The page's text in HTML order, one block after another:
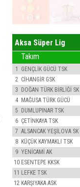
Aksa Süper Lig
Takım
1 GENÇLİK GÜCÜ TSK
2 CİHANGİR GSK
3 DOĞAN TÜRK BİRLİĞİ SK
4 MAĞUSA TÜRK GÜCÜ
5 DUMLUPINAR TSK
6 ÇETİNKAYA TSK
7 ALSANCAK YEŞİLOVA SK
8 KÜÇÜK KAYMAKLI TSK
9 YENİCAMİ AK
10 ESENTEPE KKSK
11 LEFKE TSK
12 KARŞIYAKA ASK